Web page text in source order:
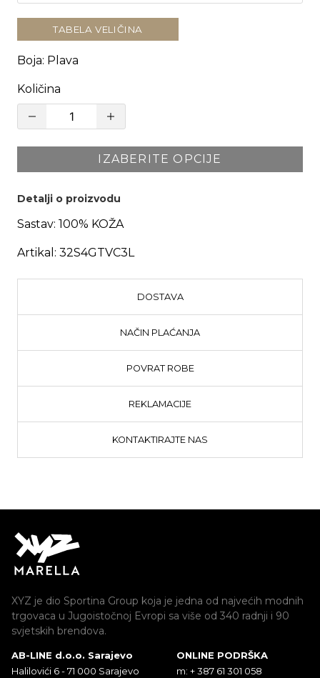
TABELA VELIČINA
Boja: Plava
Količina
IZABERITE OPCIJE
Detalji o proizvodu
Sastav: 100% KOŽA
Artikal: 32S4GTVC3L
DOSTAVA
NAČIN PLAĆANJA
POVRAT ROBE
REKLAMACIJE
KONTAKTIRAJTE NAS
XYZ je dio Sportina Group koja je jedna od najvećih modnih
trgovaca u Jugoistočnoj Evropi sa više od 340 radnji i 90
svjetskih brendova.
AB-LINE d.o.o. Sarajevo
Halilovići 6 - 71 000 Sarajevo
ONLINE PODRŠKA
m: + 387 61 301 058